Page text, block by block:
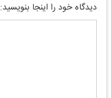
دیدگاه خود را اینجا بنویسید: